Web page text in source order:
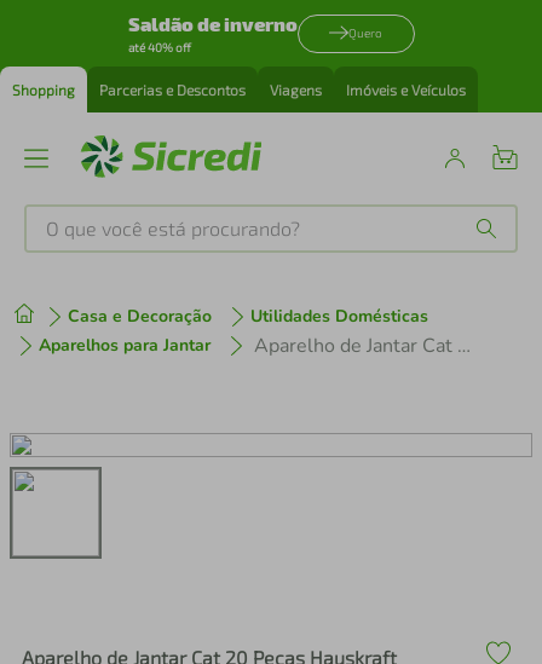
Saldão de inverno
até 40% off
Quero
Shopping Parcerias e Descontos Viagens Imóveis e Veículos
O que você está procurando?
Casa e Decoração
Utilidades Domésticas
Aparelhos para Jantar
Aparelho de Jantar Cat 20 Peças Hauskraft
Aparelho de Jantar Cat 20 Peças Hauskraft
1º tenis
3º